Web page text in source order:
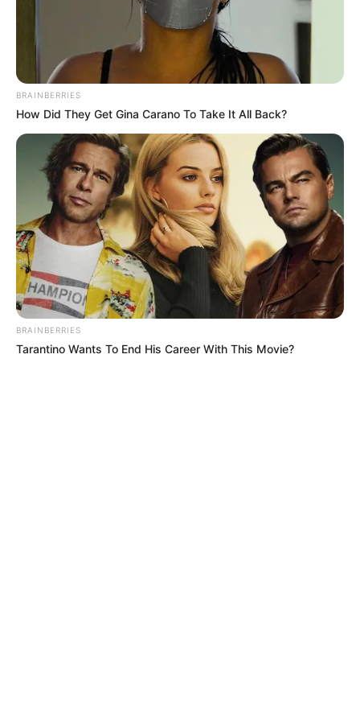
EMERGENCIAS POR LLUVIAS
FUERTES LLUVIAS
VIA AL LLANO
METRO DE MEDELLÍN
CORTES DE LUZ
CORTES DE AGUA
FENÓMENO DEL NIÑO
BRAINBERRIES
How Did They Get Gina Carano To Take It All Back?
BRAINBERRIES
Tarantino Wants To End His Career With This Movie?